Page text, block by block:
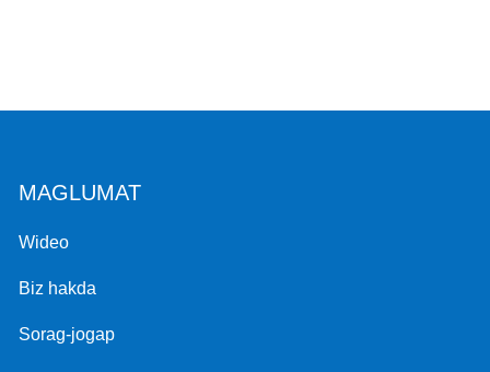
MAGLUMAT
Wideo
Biz hakda
Sorag-jogap